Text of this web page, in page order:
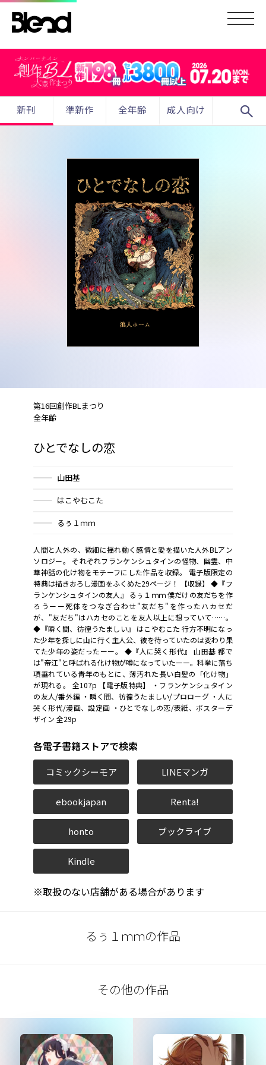
新刊 準新作 全年齢 成人向け search
第16回創作BLまつり
全年齢
ひとでなしの恋
山田基
はこやむこた
るぅ１ｍｍ
人間と人外の、微細に揺れ動く感情と愛を描いた人外BLアン
ソロジー。 それぞれフランケンシュタインの怪物、幽霊、中
華神話の化け物をモチーフにした作品を収録。 電子版限定の
特典は描きおろし漫画をふくめた29ページ！ 【収録】 ◆『フ
ランケンシュタインの友人』 るぅ１ｍｍ 僕だけの友だちを作
ろうーー死体をつなぎ合わせ"友だち"を作ったハカセだ
が、"友だち"はハカセのことを友人以上に想っていて……。
◆『瞬く間、彷徨うたましい』 はこやむこた 行方不明になっ
た少年を探しに山に行く主人公、彼を待っていたのは変わり果
てた少年の姿だったーー。 ◆『人に哭く形代』 山田基 都で
は"帝江"と呼ばれる化け物が噂になっていたーー。科挙に落ち
項垂れている青年のもとに、薄汚れた長い白髪の「化け物」
が現れる。 全107p 【電子版特典】 ・フランケンシュタイン
の友人/番外編 ・瞬く間、彷徨うたましい/プロローグ ・人に
哭く形代/漫画、設定画 ・ひとでなしの恋/表紙、ポスターデ
ザイン 全29p
各電子書籍ストアで検索
コミックシーモア LINEマンガ
ebookjapan Renta!
honto ブックライブ
Kindle
※取扱のない店舗がある場合があります
るぅ１ｍｍの作品
その他の作品